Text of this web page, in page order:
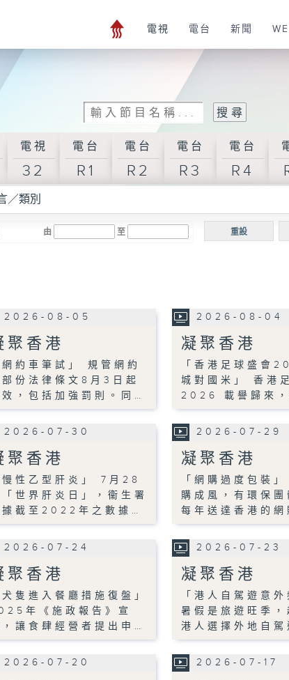
電視 電台 新聞
電視
32
電台
R1
電台
R2
電台
R3
電台
R4
／類別
由 至 重設
2026-08-05
聚香港
網約車筆試」 規管網約
部份法律條文8月3日起
效，包括加強罰則。同…
2026-08-04
凝聚香港
「香港足球盛會
城對國米」 香港
2026 載譽歸來
2026-07-30
聚香港
慢性乙型肝炎」 7月28
「世界肝炎日」，衞生署
據截至2022年之數據…
2026-07-29
凝聚香港
「網購過度包裝
購成風，有環保團
每年送達香港的網
2026-07-24
聚香港
犬隻進入餐廳措施復盤」
年《施政報告》宣
，讓食肆經營者提出申…
2026-07-23
凝聚香港
「港人自駕遊意外
暑假是旅遊旺季，
港人選擇外地自駕
2026-07-20 2026-07-17